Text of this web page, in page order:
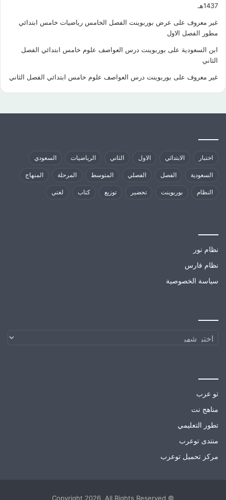
1437هـ
غير معروف على عرض بوربوينت الفصل الخامس رياضيات خامس ابتدائي
مطور الفصل الاول
ابن السعودية على بوربوينت درس العواصف علوم خامس ابتدائي الفصل
الثاني
غير معروف على بوربوينت درس العواصف علوم خامس ابتدائي الفصل الثاني
اختبار الابتدائي الاول الثاني الرياضيات السعودي
السعودية الفصل الفصلي المتوسط المرحلة المنهاج
النظام بوربوينت تحضير توزيع كتاب لغتي
نظام نور
نظام فارس
سياسة الخصوصية
الارشيف
تو عرب
مناهج نت
تطور التعليمي
منتدى توعرب
مركز تحميل توعرب
© Copyright 2026, All Rights Reserved